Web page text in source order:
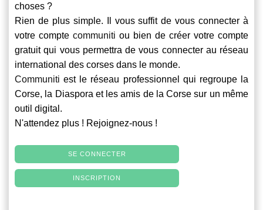
choses ?
Rien de plus simple. Il vous suffit de vous connecter à
votre compte communiti ou bien de créer votre compte
gratuit qui vous permettra de vous connecter au réseau
international des corses dans le monde.
Communiti est le réseau professionnel qui regroupe la
Corse, la Diaspora et les amis de la Corse sur un même
outil digital.
N'attendez plus ! Rejoignez-nous !
SE CONNECTER
INSCRIPTION